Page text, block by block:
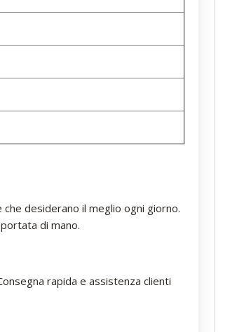
desiderano il meglio ogni giorno.
di mano.
rapida e assistenza clienti